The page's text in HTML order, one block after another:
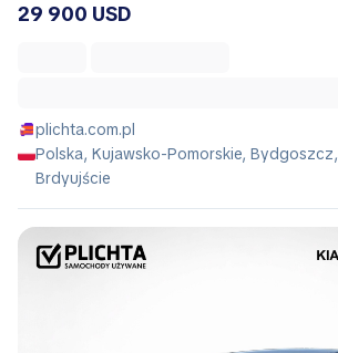
29 900 USD
plichta.com.pl
Polska, Kujawsko-Pomorskie, Bydgoszcz,
Brdyujście